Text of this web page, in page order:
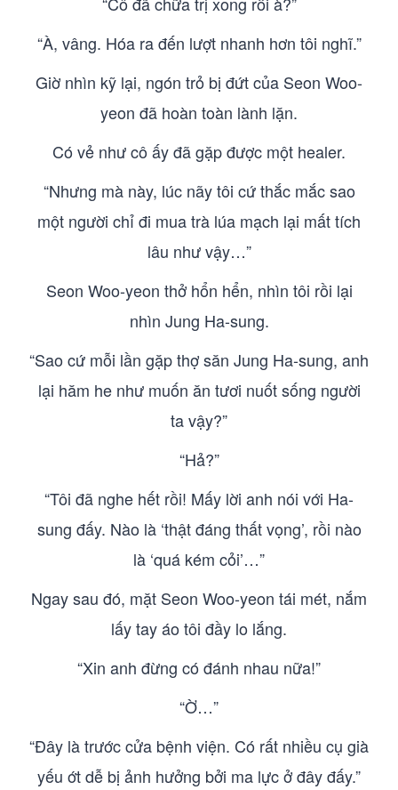
“À, vâng. Hóa ra đến lượt nhanh hơn tôi nghĩ.”
Giờ nhìn kỹ lại, ngón trỏ bị đứt của Seon Woo-
yeon đã hoàn toàn lành lặn.
Có vẻ như cô ấy đã gặp được một healer.
“Nhưng mà này, lúc nãy tôi cứ thắc mắc sao
một người chỉ đi mua trà lúa mạch lại mất tích
lâu như vậy…”
Seon Woo-yeon thở hổn hển, nhìn tôi rồi lại
nhìn Jung Ha-sung.
“Sao cứ mỗi lần gặp thợ săn Jung Ha-sung, anh
lại hăm he như muốn ăn tươi nuốt sống người
ta vậy?”
“Hả?”
“Tôi đã nghe hết rồi! Mấy lời anh nói với Ha-
sung đấy. Nào là ‘thật đáng thất vọng’, rồi nào
là ‘quá kém cỏi’…”
Ngay sau đó, mặt Seon Woo-yeon tái mét, nắm
lấy tay áo tôi đầy lo lắng.
“Xin anh đừng có đánh nhau nữa!”
“Ờ…”
“Đây là trước cửa bệnh viện. Có rất nhiều cụ già
yếu ớt dễ bị ảnh hưởng bởi ma lực ở đây đấy.”